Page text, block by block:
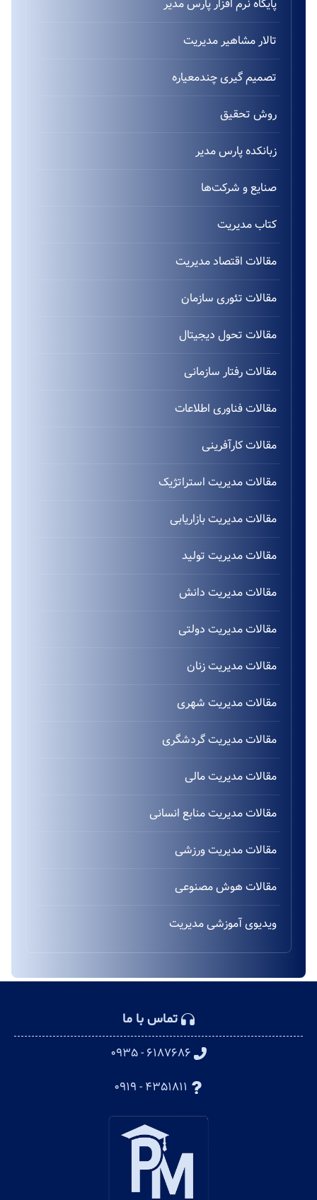
پایگاه نرم افزار پارس مدیر
تالار مشاهیر مدیریت
تصمیم گیری چندمعیاره
روش تحقیق
زبانکده پارس مدیر
صنایع و شرکت‌ها
کتاب مدیریت
مقالات اقتصاد مدیریت
مقالات تئوری سازمان
مقالات تحول دیجیتال
مقالات رفتار سازمانی
مقالات فناوری اطلاعات
مقالات کارآفرینی
مقالات مدیریت استراتژیک
مقالات مدیریت بازاریابی
مقالات مدیریت تولید
مقالات مدیریت دانش
مقالات مدیریت دولتی
مقالات مدیریت زنان
مقالات مدیریت شهری
مقالات مدیریت گردشگری
مقالات مدیریت مالی
مقالات مدیریت منابع انسانی
مقالات مدیریت ورزشی
مقالات هوش مصنوعی
ویدیوی آموزشی مدیریت
تماس با ما
۶۱۸۷۶۸۶ - ۰۹۳۵